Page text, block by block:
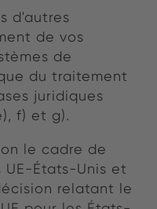
d'autres
de vos
de
du traitement
juridiques
f) et g).
le cadre de
États-Unis et
relatant le